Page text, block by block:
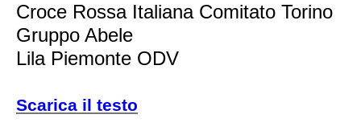
Croce Rossa Italiana Comitato Torino
Gruppo Abele
Lila Piemonte ODV
Scarica il testo